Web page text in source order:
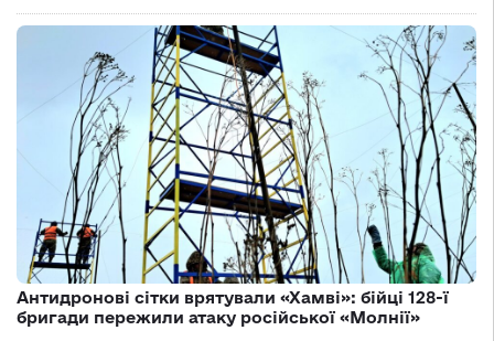
Антидронові сітки врятували «Хамві»: бійці 128-ї
бригади пережили атаку російської «Молнії»